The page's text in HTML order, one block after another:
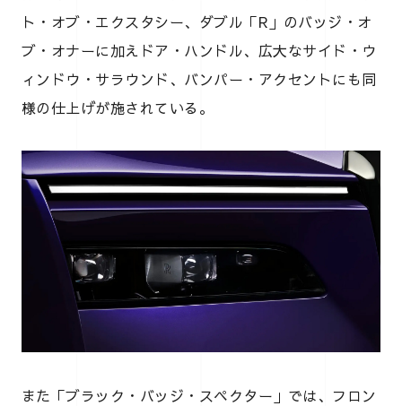
ト・オブ・エクスタシー、ダブル「R」のバッジ・オ
ブ・オナーに加えドア・ハンドル、広大なサイド・ウ
ィンドウ・サラウンド、バンパー・アクセントにも同
様の仕上げが施されている。
また「ブラック・バッジ・スペクター」では、フロン